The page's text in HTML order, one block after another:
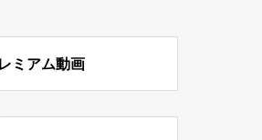
ミアム動画